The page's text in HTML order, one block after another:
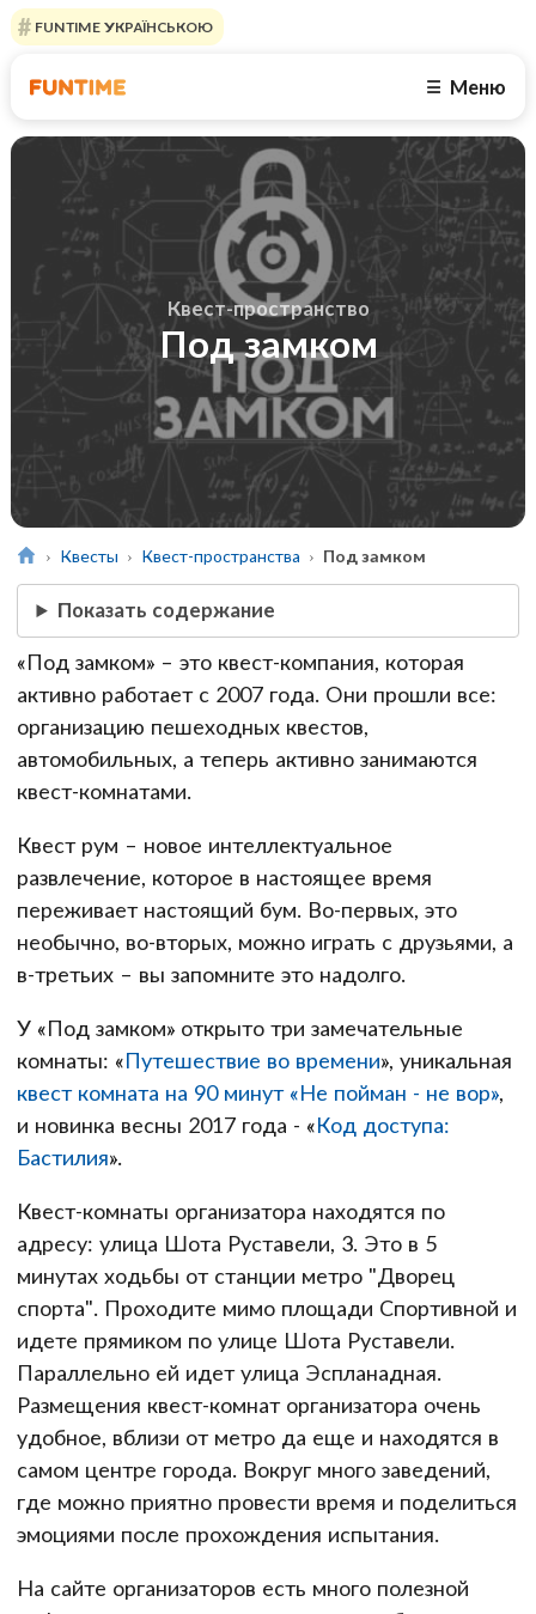
FUNTIME УКРАЇНСЬКОЮ
☰ Меню
Квест-пространство
Под замком
Квесты Квест-пространства Под замком
Показать содержание
«Под замком» – это квест-компания, которая
активно работает с 2007 года. Они прошли все:
организацию пешеходных квестов,
автомобильных, а теперь активно занимаются
квест-комнатами.
Квест рум – новое интеллектуальное
развлечение, которое в настоящее время
переживает настоящий бум. Во-первых, это
необычно, во-вторых, можно играть с друзьями, а
в-третьих – вы запомните это надолго.
У «Под замком» открыто три замечательные
комнаты: «Путешествие во времени», уникальная
квест комната на 90 минут «Не пойман - не вор»,
и новинка весны 2017 года - «Код доступа:
Бастилия».
Квест-комнаты организатора находятся по
адресу: улица Шота Руставели, 3. Это в 5
минутах ходьбы от станции метро "Дворец
спорта". Проходите мимо площади Спортивной и
идете прямиком по улице Шота Руставели.
Параллельно ей идет улица Эспланадная.
Размещения квест-комнат организатора очень
удобное, вблизи от метро да еще и находятся в
самом центре города. Вокруг много заведений,
где можно приятно провести время и поделиться
эмоциями после прохождения испытания.
На сайте организаторов есть много полезной